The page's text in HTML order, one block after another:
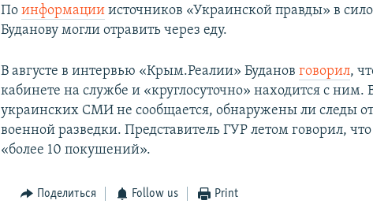
Поинформации источников «Украинской правды» в
Буданову могли отравить через еду.
В августе в интервью «Крым.Реалии» Будановговорил,
кабинете на службе и «круглосуточно» находится с ним.
украинских СМИ не сообщается, обнаружены ли следы
военной разведки. Представитель ГУР летом говорил,
«более 10 покушений».
Поделиться Follow us Print